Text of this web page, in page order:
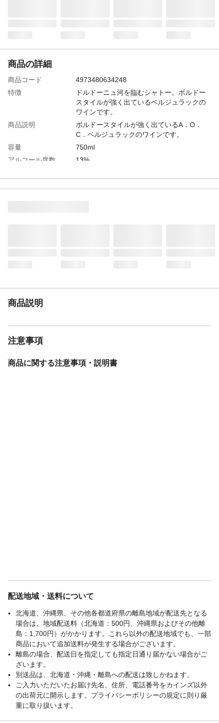
商品の詳細
商品コード
4973480634248
特徴
ドルドーニュ河を臨むシャトー。ボルドー
スタイルが強く出ているベルジュラックの
ワインです。
商品説明
ボルドースタイルが強く出ているA．O．
C．ベルジュラックのワインです。
容量
750ml
アルコール度数
13%
ワイナリー（生産
者）
シャトー・デ・ジラレ
商品説明
注意事項
商品に関する注意事項・説明書
配送地域・送料について
北海道、沖縄県、その他各都道府県の離島地域が配送先となる
場合は、地域配送料（北海道：500円、沖縄県およびその他離
島：1,700円）がかかります。これら以外の配送地域でも、一部
商品において追加送料が発生する場合がございます。
離島の場合、配送日を指定しても指定日通り届かない場合がご
ざいます。
別送品は、北海道・沖縄・離島への配送は致しかねます。
ご入力いただいたお届け先名、住所、電話番号をカインズ以外
の出荷元に開示します。プライバシーポリシーの規定に則り厳
重に取り扱います。